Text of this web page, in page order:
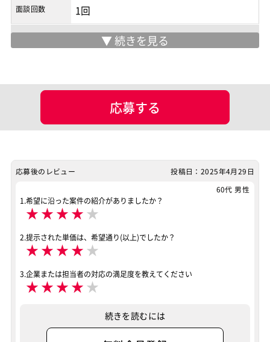
面談回数 1回
現場情報
マッチング設定
スマホアプリ
サーバーエンジニア UIデザイナー
スキル AWS
応募する
応募後のレビュー
投稿日：2025年4月29日
60代 男性
1.希望に沿った案件の紹介がありましたか？
★ ★ ★ ★ ★
2.提示された単価は、希望通り(以上)でしたか？
★ ★ ★ ★ ★
3.企業または担当者の対応の満足度を教えてください
★ ★ ★ ★ ★
続きを読むには